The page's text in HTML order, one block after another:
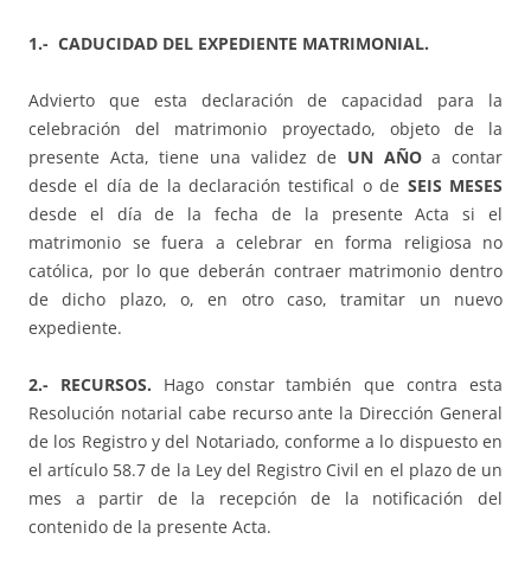
1.- CADUCIDAD DEL EXPEDIENTE MATRIMONIAL.
Advierto que esta declaración de capacidad para la
celebración del matrimonio proyectado, objeto de la
presente Acta, tiene una validez de UN AÑOa contar
desde el día de la declaración testifical o de SEIS MESES
desde el día de la fecha de la presente Acta si el
matrimonio se fuera a celebrar en forma religiosa no
católica, por lo que deberán contraer matrimonio dentro
de dicho plazo, o, en otro caso, tramitar un nuevo
expediente.
2.- RECURSOS. Hago constar también que contra esta
Resolución notarial cabe recurso ante la Dirección General
de los Registro y del Notariado, conforme a lo dispuesto en
el artículo 58.7 de la Ley del Registro Civil en el plazo de un
mes a partir de la recepción de la notificación del
contenido de la presente Acta.